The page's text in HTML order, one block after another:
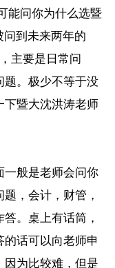
能问你为什么选暨
到未来两年的
主要是日常问
题。极少不等于没
下暨大沈洪涛老师
般是老师会问你
，会计，财管，
。桌上有话筒，
话可以向老师申
因为比较难，但是